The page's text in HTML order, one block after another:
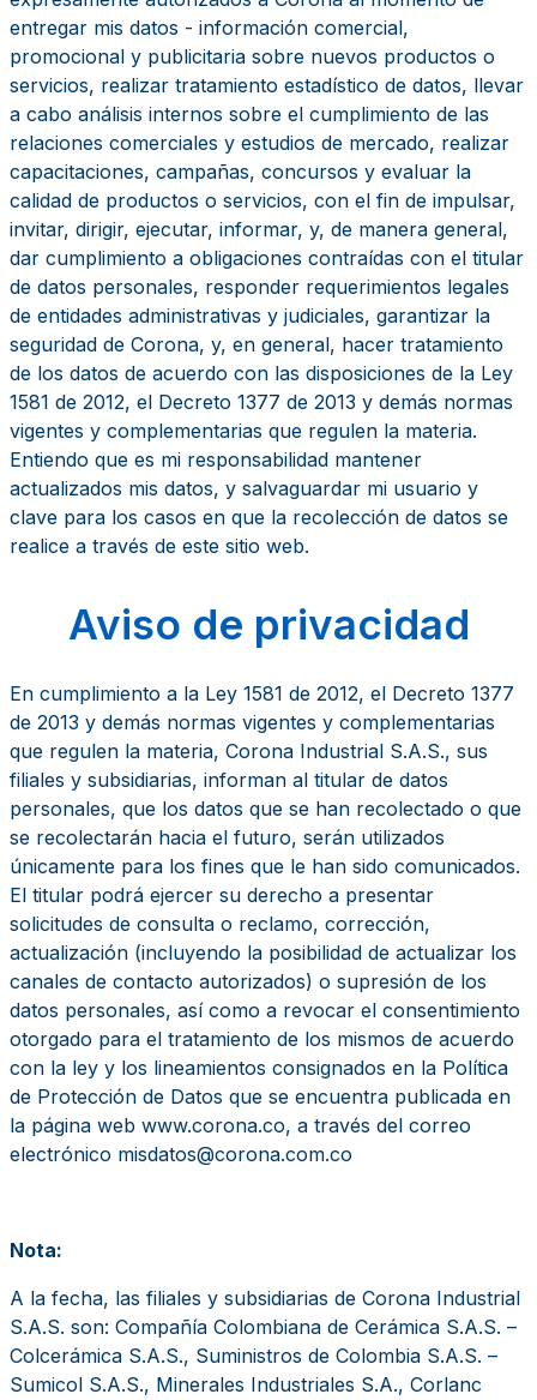
entregar mis datos - información comercial,
promocional y publicitaria sobre nuevos productos o
servicios, realizar tratamiento estadístico de datos, llevar
a cabo análisis internos sobre el cumplimiento de las
relaciones comerciales y estudios de mercado, realizar
capacitaciones, campañas, concursos y evaluar la
calidad de productos o servicios, con el fin de impulsar,
invitar, dirigir, ejecutar, informar, y, de manera general,
dar cumplimiento a obligaciones contraídas con el titular
de datos personales, responder requerimientos legales
de entidades administrativas y judiciales, garantizar la
seguridad de Corona, y, en general, hacer tratamiento
de los datos de acuerdo con las disposiciones de la Ley
1581 de 2012, el Decreto 1377 de 2013 y demás normas
vigentes y complementarias que regulen la materia.
Entiendo que es mi responsabilidad mantener
actualizados mis datos, y salvaguardar mi usuario y
clave para los casos en que la recolección de datos se
realice a través de este sitio web.
Aviso de privacidad
En cumplimiento a la Ley 1581 de 2012, el Decreto 1377
de 2013 y demás normas vigentes y complementarias
que regulen la materia, Corona Industrial S.A.S., sus
filiales y subsidiarias, informan al titular de datos
personales, que los datos que se han recolectado o que
se recolectarán hacia el futuro, serán utilizados
únicamente para los fines que le han sido comunicados.
El titular podrá ejercer su derecho a presentar
solicitudes de consulta o reclamo, corrección,
actualización (incluyendo la posibilidad de actualizar los
canales de contacto autorizados) o supresión de los
datos personales, así como a revocar el consentimiento
otorgado para el tratamiento de los mismos de acuerdo
con la ley y los lineamientos consignados en la Política
de Protección de Datos que se encuentra publicada en
la página web www.corona.co, a través del correo
electrónico misdatos@corona.com.co
Nota:
A la fecha, las filiales y subsidiarias de Corona Industrial
S.A.S. son: Compañía Colombiana de Cerámica S.A.S. –
Colcerámica S.A.S., Suministros de Colombia S.A.S. –
Sumicol S.A.S., Minerales Industriales S.A., Corlanc